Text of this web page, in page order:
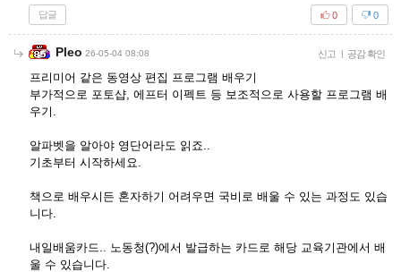
답글 0
0
Pleo 26-05-04 08:08 신고 | 공감 확인
프리미어 같은 동영상 편집 프로그램 배우기
부가적으로 포토샵, 에프터 이펙트 등 보조적으로 사용할 프로그램 배
우기.
알파벳을 알아야 영단어라도 읽죠..
기초부터 시작하세요.
책으로 배우시든 혼자하기 어려우면 국비로 배울 수 있는 과정도 있습
니다.
내일배움카드.. 노동청(?)에서 발급하는 카드로 해당 교육기관에서 배
울 수 있습니다.